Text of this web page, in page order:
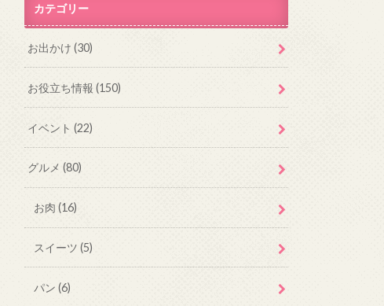
カテゴリー
お出かけ(30)
お役立ち情報(150)
イベント(22)
グルメ(80)
お肉 (16)
スイーツ (5)
パン (6)